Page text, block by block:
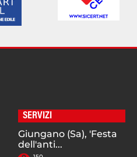
SERVIZI
Giungano (Sa), 'Festa
dell'anti...